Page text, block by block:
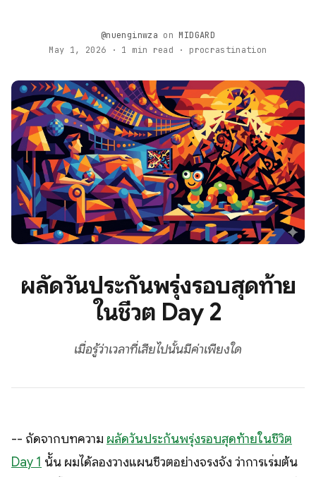
@nuenginwza on MIDGARD
May 1, 2026 · 1 min read · procrastination
ผลัดวันประกันพรุ่งรอบสุดท้าย
ในชีวิต Day 2
เมื่อรู้ว่าเวลาที่เสียไปนั้นมีค่าเพียงใด
-- ถัดจากบทความ ผลัดวันประกันพรุ่งรอบสุดท้ายในชีวิต
Day 1 น้ัน ผมได้ลองวางแผนชีวิตอย่างจริงจัง ว่าการเริ่มต้น